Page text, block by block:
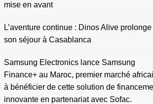
mise en avant
L’aventure continue : Dinos Alive prolonge
son séjour à Casablanca
Samsung Electronics lance Samsung
Finance+ au Maroc, premier marché
à bénéficier de cette solution de
innovante en partenariat avec Sofac.